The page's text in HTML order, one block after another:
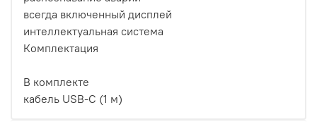
всегда включенный дисплей
интеллектуальная система
Комплектация
В комплекте
кабель USB-С (1 м)